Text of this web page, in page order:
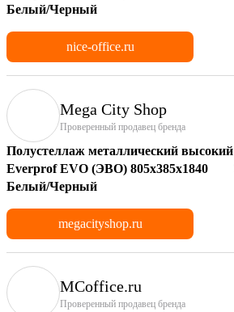
Белый/Черный
nice-office.ru
Mega City Shop
Проверенный продавец бренда
Полустеллаж металлический высокий
Everprof EVO (ЭВО) 805х385x1840
Белый/Черный
megacityshop.ru
MCoffice.ru
Проверенный продавец бренда